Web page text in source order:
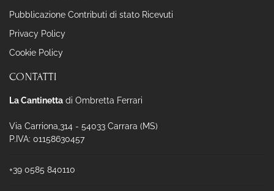
Pubblicazione Contributi di stato Ricevuti
Privacy Policy
Cookie Policy
CONTATTI
La Cantinetta di Ombretta Ferrari
Via Carriona,314 - 54033 Carrara (MS)
P.IVA: 01158630457
+39 0585 840110